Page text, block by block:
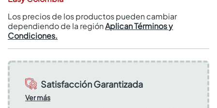
Los precios de los productos pueden cambiar
dependiendo de la regiónAplican Términos y
Condiciones.
Satisfacción Garantizada
Ver más